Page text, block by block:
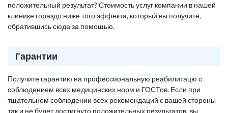
положительный результат? Стоимость услуг компании в нашей
клинике гораздо ниже того эффекта, который вы получите,
обратившись сюда за помощью.
Гарантии
Получите гарантию на профессиональную реабилитацю с
соблюдением всех медицинских норм и ГОСТов. Если при
тщательном соблюдении всех рекомендаций с вашей стороны
так и не будет достигнуто положительных результатов, вы